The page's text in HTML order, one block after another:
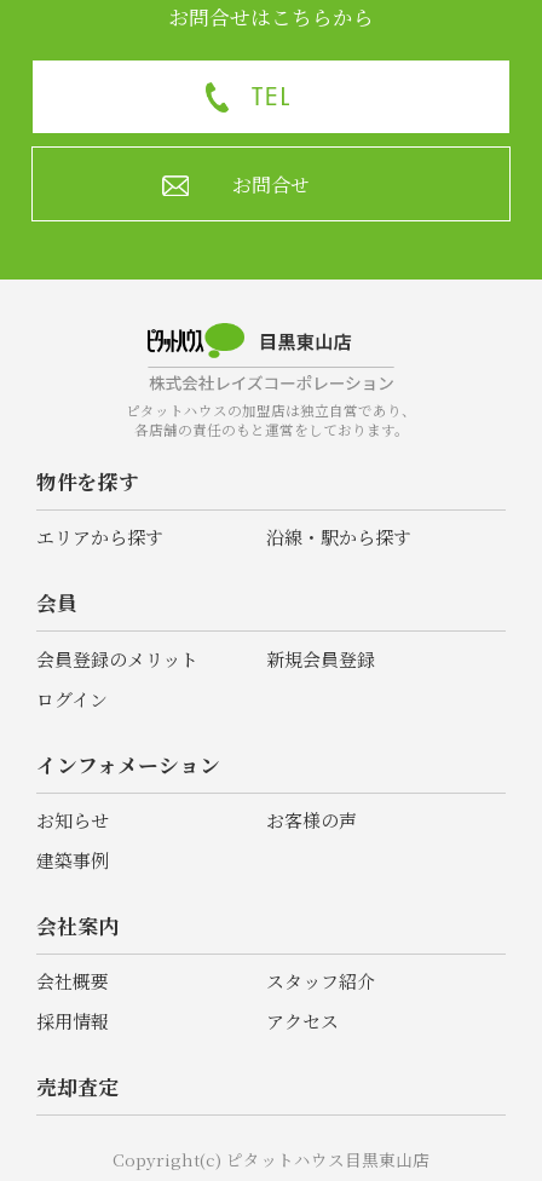
お問合せはこちらから
お問合せ
ピタットハウスの加盟店は独立自営であり、
各店舗の責任のもと運営をしております。
物件を探す
エリアから探す 沿線・駅から探す
会員
会員登録のメリット
新規会員登録
ログイン
インフォメーション
お知らせ
お客様の声
建築事例
会社案内
会社概要
スタッフ紹介
採用情報
アクセス
売却査定
Copyright(c) ピタットハウス目黒東山店